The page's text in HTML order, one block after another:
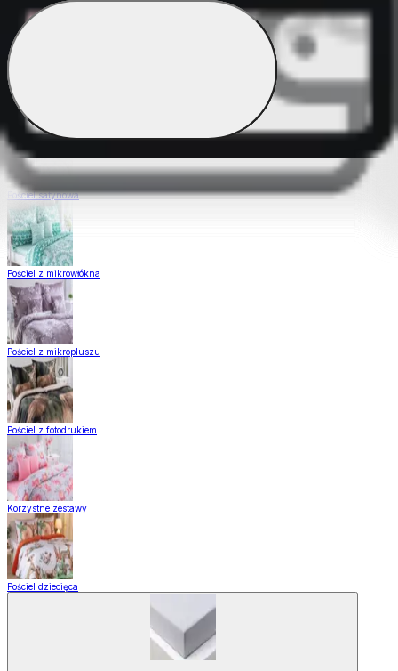
Pościel Dual Feel
Pościel z gładkiej bawełny
Pościel satynowa
Pościel z mikrowłókna
Pościel z mikropluszu
Pościel z fotodrukiem
Korzystne zestawy
Pościel dziecięca